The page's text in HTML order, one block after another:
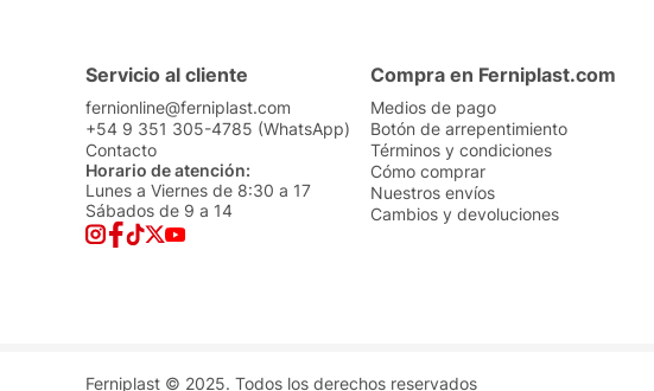
Servicio al cliente
fernionline@ferniplast.com
+54 9 351 305-4785 (WhatsApp)
Contacto
Horario de atención:
Lunes a Viernes de 8:30 a 17
Sábados de 9 a 14
Compra en Ferniplast.com
Medios de pago
Botón de arrepentimiento
Términos y condiciones
Cómo comprar
Nuestros envíos
Cambios y devoluciones
Ferniplast © 2025. Todos los derechos reservados